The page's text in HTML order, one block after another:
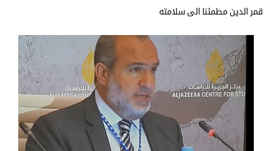
قمر الدين مطمئنا الى سلامته